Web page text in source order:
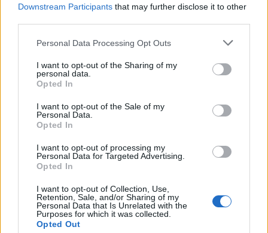
Downstream Participants that may further disclose it to other
Personal Data Processing Opt Outs
I want to opt-out of the Sharing of my
personal data.
Opted In
I want to opt-out of the Sale of my
Personal Data.
Opted In
I want to opt-out of processing my
Personal Data for Targeted Advertising.
Opted In
I want to opt-out of Collection, Use,
Retention, Sale, and/or Sharing of my
Personal Data that Is Unrelated with the
Purposes for which it was collected.
Opted Out
ΠΕΡΙΣΣΌΤΕΡΑ ...
ΘΈΜΑ 3